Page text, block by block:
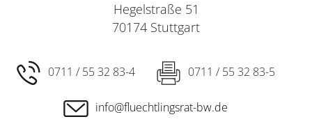
Hegelstraße 51
70174 Stuttgart
0711 / 55 32 83-4 0711 / 55 32 83-5
info@fluechtlingsrat-bw.de